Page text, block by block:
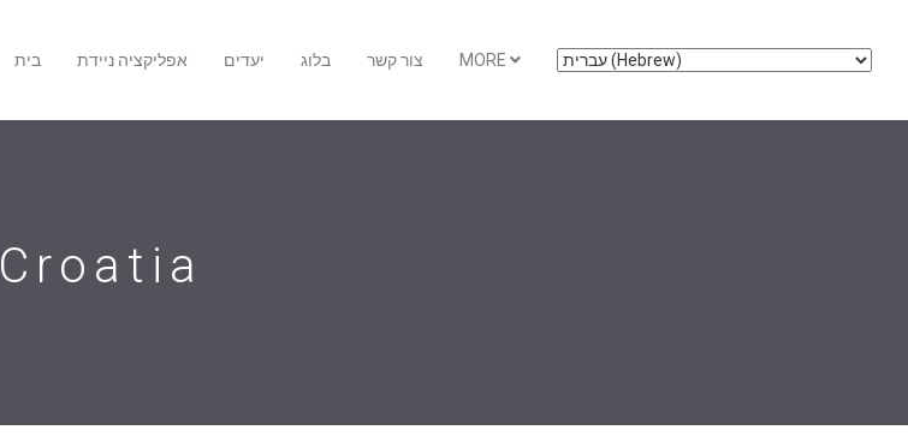
בית אפליקציה ניידת יעדים בלוג צור קשר MORE
Croatia